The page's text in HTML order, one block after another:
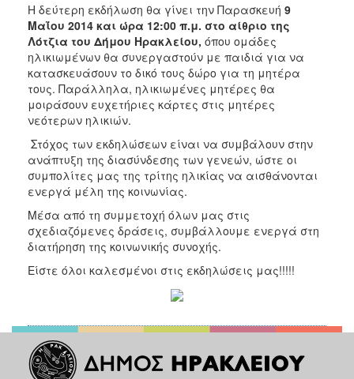
&
Έλεγχος
Βρεφονηπιακών
Σταθμών
Δημοτικό
Ιατρείο
Ξενώνας
Φιλοξενίας
Γυναικών
Κέντρο
Κοινότητας
Κοινωνικό
Φαρμακείο
Παντοπωλείο
Φύλων
Υγεία
Η δεύτερη εκδήλωση θα γίνει την Παρασκευή 9
Μαΐου 2014 και ώρα 12:00 π.μ. στο αίθριο της
Λότζια του Δήμου Ηρακλείου, όπου ομάδες
ηλικιωμένων θα συνεργαστούν με παιδιά για να
κατασκευάσουν το δικό τους δώρο για τη μητέρα
τους. Παράλληλα, ηλικιωμένες μητέρες θα
μοιράσουν ευχετήριες κάρτες στις μητέρες
νεότερων ηλικιών.
Στόχος των εκδηλώσεων είναι να συμβάλουν στην
ανάπτυξη της διασύνδεσης των γενεών, ώστε οι
συμπολίτες μας της τρίτης ηλικίας να αισθάνονται
ενεργά μέλη της κοινωνίας.
Μέσα από τη συμμετοχή όλων μας στις
σχεδιαζόμενες δράσεις, συμβάλλουμε ενεργά στη
διατήρηση της κοινωνικής συνοχής.
Είστε όλοι καλεσμένοι στις εκδηλώσεις μας!!!!!